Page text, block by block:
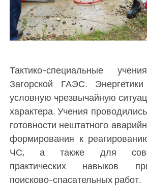
Тактико-специальные
Загорской ГАЭС.
условную чрезвычайную
характера. Учения
готовности нештатного
формирования к
ЧС, а также для
практических навыков
поисково-спасательных работ.